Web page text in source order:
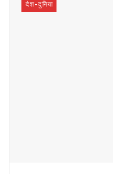
देश-दुनिया